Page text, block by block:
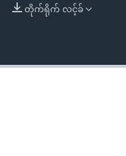
EMBED
တိုက်ရိုက် လင့်ခ်